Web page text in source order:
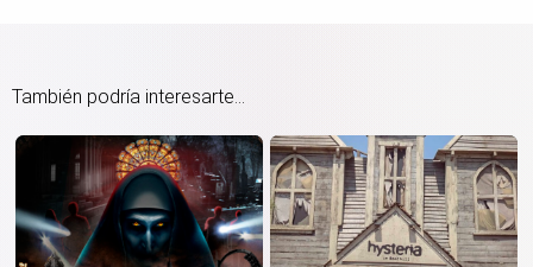
También podría interesarte...